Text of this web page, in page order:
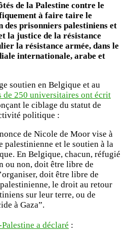
de la Palestine contre le
à faire taire le
des prisonniers palestiniens et
la justice de la résistance
la résistance armée, dans le
internationale, arabe et
soutien en Belgique et au
de 250 universitaires ont écrit
le ciblage du statut de
politique :
de Nicole de Moor vise à
palestinienne et le soutien à la
En Belgique, chacun, réfugié
ou non, doit être libre de
doit être libre de
le droit au retour
sur leur terre, ou de
à Gaza”.
a déclaré :